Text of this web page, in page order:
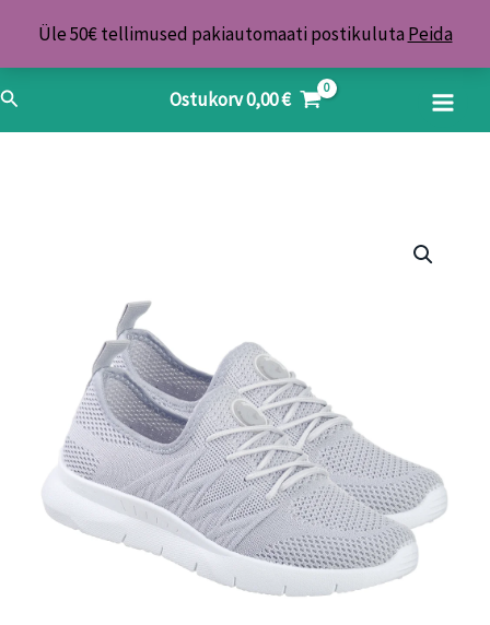
Üle 50€ tellimused pakiautomaati postikuluta Peida
content
Search Ostukorv0,00€